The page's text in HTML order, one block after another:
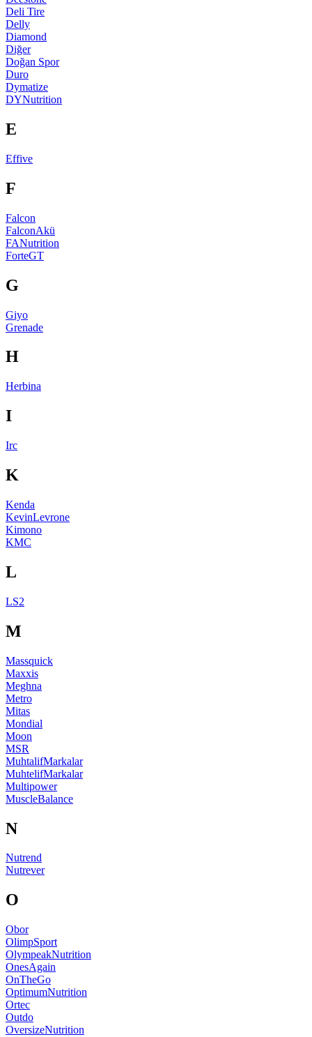
Deli Tire
Delly
Diamond
Diğer
Doğan Spor
Duro
Dymatize
DYNutrition
E
Effive
F
Falcon
FalconAkü
FANutrition
ForteGT
G
Giyo
Grenade
H
Herbina
I
Irc
K
Kenda
KevinLevrone
Kimono
KMC
L
LS2
M
Massquick
Maxxis
Meghna
Metro
Mitas
Mondial
Moon
MSR
MuhtalifMarkalar
MuhtelifMarkalar
Multipower
MuscleBalance
N
Nutrend
Nutrever
O
Obor
OlimpSport
OlympeakNutrition
OnesAgain
OnTheGo
OptimumNutrition
Ortec
Outdo
OversizeNutrition